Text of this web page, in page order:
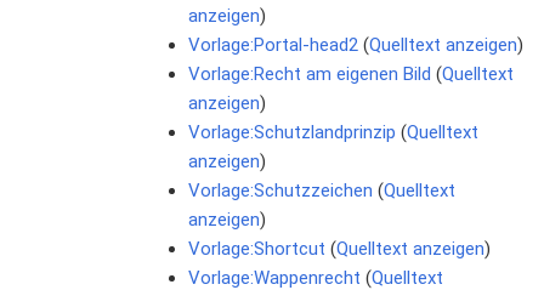
anzeigen)
Vorlage:Portal-head2 (Quelltext anzeigen)
Vorlage:Recht am eigenen Bild (Quelltext
anzeigen)
Vorlage:Schutzlandprinzip (Quelltext
anzeigen)
Vorlage:Schutzzeichen (Quelltext
anzeigen)
Vorlage:Shortcut (Quelltext anzeigen)
Vorlage:Wappenrecht (Quelltext